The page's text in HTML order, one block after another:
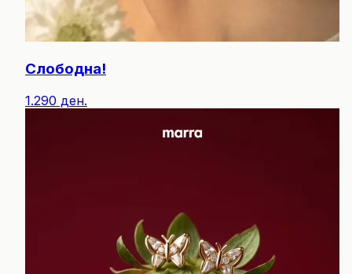
Слободна!
1.290 ден.